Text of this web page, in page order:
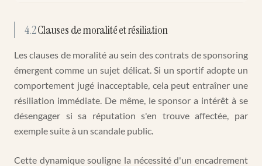
4.2Clauses de moralité et résiliation
Les clauses de moralité au sein des contrats de sponsoring
émergent comme un sujet délicat. Si un sportif adopte un
comportement jugé inacceptable, cela peut entraîner une
résiliation immédiate. De même, le sponsor a intérêt à se
désengager si sa réputation s'en trouve affectée, par
exemple suite à un scandale public.
Cette dynamique souligne la nécessité d'un encadrement